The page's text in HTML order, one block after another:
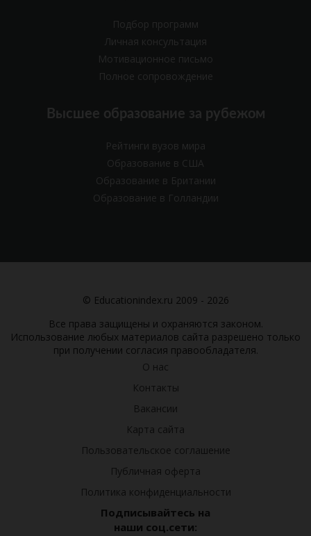
Подбор программ
Личная консультация
Мотивационное письмо
Полное сопровождение
Высшее образование за рубежом
Рейтинги вузов мира
Образование в США
Образование в Британии
Образование в Голландии
© Educationindex.ru 2009 - 2026
Все права защищены и охраняются законом.
Использование любых материалов сайта разрешено только
при получении согласия правообладателя.
О нас
Контакты
Вакансии
Карта сайта
Пользовательское соглашение
Публичная оферта
Политика конфиденциальности
Подписывайтесь на
наши соц.сети: